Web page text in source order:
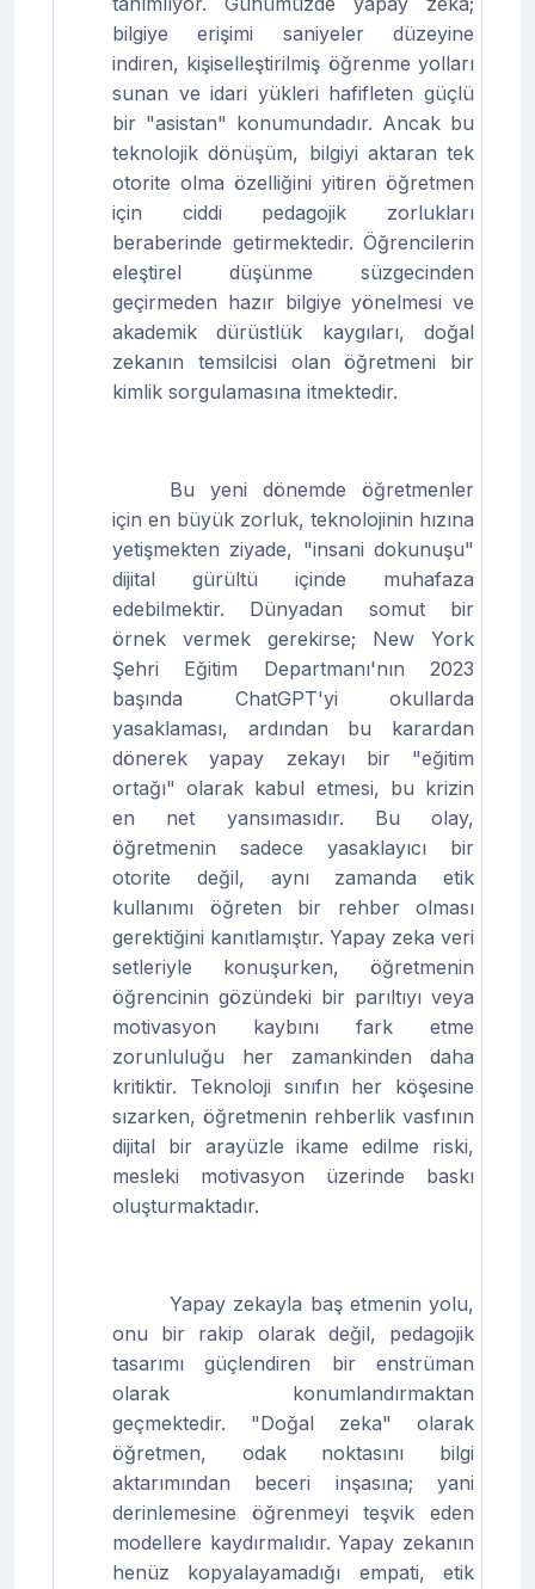
bilgiye erişimi saniyeler düzeyine
indiren, kişiselleştirilmiş öğrenme yolları
sunan ve idari yükleri hafifleten güçlü
bir "asistan" konumundadır. Ancak bu
teknolojik dönüşüm, bilgiyi aktaran tek
otorite olma özelliğini yitiren öğretmen
için ciddi pedagojik zorlukları
beraberinde getirmektedir. Öğrencilerin
eleştirel düşünme süzgecinden
geçirmeden hazır bilgiye yönelmesi ve
akademik dürüstlük kaygıları, doğal
zekanın temsilcisi olan öğretmeni bir
kimlik sorgulamasına itmektedir.
Bu yeni dönemde öğretmenler
için en büyük zorluk, teknolojinin hızına
yetişmekten ziyade, "insani dokunuşu"
dijital gürültü içinde muhafaza
edebilmektir. Dünyadan somut bir
örnek vermek gerekirse; New York
Şehri Eğitim Departmanı'nın 2023
başında ChatGPT'yi okullarda
yasaklaması, ardından bu karardan
dönerek yapay zekayı bir "eğitim
ortağı" olarak kabul etmesi, bu krizin
en net yansımasıdır. Bu olay,
öğretmenin sadece yasaklayıcı bir
otorite değil, aynı zamanda etik
kullanımı öğreten bir rehber olması
gerektiğini kanıtlamıştır. Yapay zeka veri
setleriyle konuşurken, öğretmenin
öğrencinin gözündeki bir parıltıyı veya
motivasyon kaybını fark etme
zorunluluğu her zamankinden daha
kritiktir. Teknoloji sınıfın her köşesine
sızarken, öğretmenin rehberlik vasfının
dijital bir arayüzle ikame edilme riski,
mesleki motivasyon üzerinde baskı
oluşturmaktadır.
Yapay zekayla baş etmenin yolu,
onu bir rakip olarak değil, pedagojik
tasarımı güçlendiren bir enstrüman
olarak konumlandırmaktan
geçmektedir. "Doğal zeka" olarak
öğretmen, odak noktasını bilgi
aktarımından beceri inşasına; yani
derinlemesine öğrenmeyi teşvik eden
modellere kaydırmalıdır. Yapay zekanın
henüz kopyalayamadığı empati, etik